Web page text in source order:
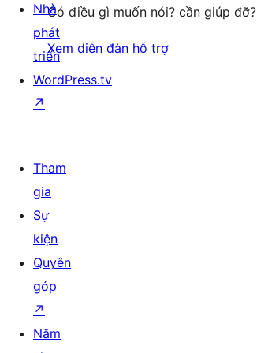
Có điều gì muốn nói? cần giúp đỡ?
Xem diễn đàn hỗ trợ
Nhà
phát
triển
WordPress.tv
↗
Tham
gia
Sự
kiện
Quyên
góp
↗
Năm